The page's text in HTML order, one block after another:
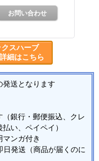
スハーブ
細はこちら
発送となります
（銀行・郵便振込、クレ
い、ペイペイ）
マンガ付き
日発送（商品が届くのに